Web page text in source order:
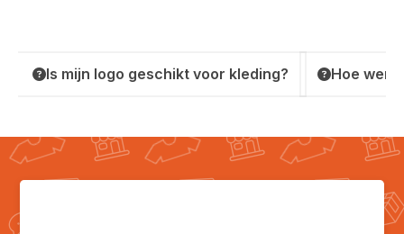
Is mijn logo geschikt voor kleding? Hoe